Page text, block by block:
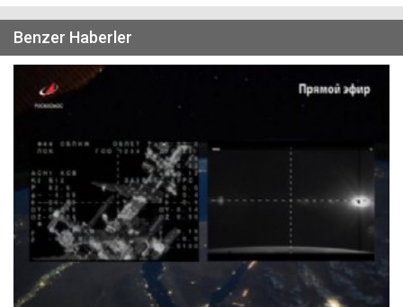
Benzer Haberler